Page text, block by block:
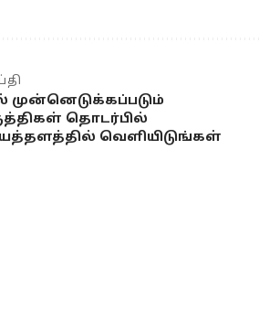
முன்னெடுக்கப்படும்
தொடர்பில்
வெளியிடுங்கள்